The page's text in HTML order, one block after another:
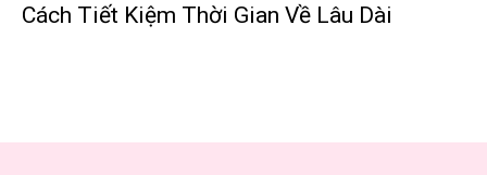
Cách Tiết Kiệm Thời Gian Về Lâu Dài